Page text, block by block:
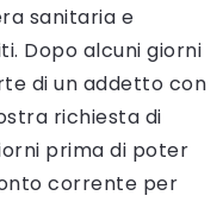
sanitaria e
Dopo alcuni giorni
di un addetto con
richiesta di
prima di poter
corrente per